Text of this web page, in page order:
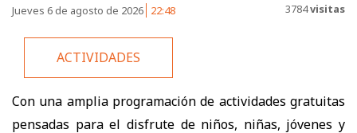
Jueves 6 de agosto de 2026 22:48 3784visitas
ACTIVIDADES
Con una amplia programación de actividades gratuitas
pensadas para el disfrute de niños, niñas, jóvenes y